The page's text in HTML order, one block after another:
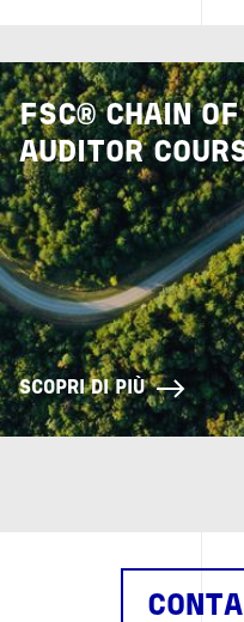
FSC® CHAIN
AUDITOR
SCOPRI DI PIÙ